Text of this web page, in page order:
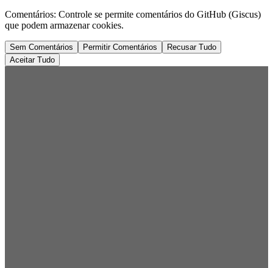
Comentários: Controle se permite comentários do GitHub (Giscus)
que podem armazenar cookies.
Sem Comentários Permitir Comentários
Recusar Tudo
Aceitar Tudo